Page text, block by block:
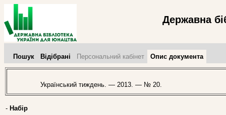
Державна
Пошук Відібрані Персональний кабінет Опис документа
Український тиждень. — 2013. — № 20.
- Набір